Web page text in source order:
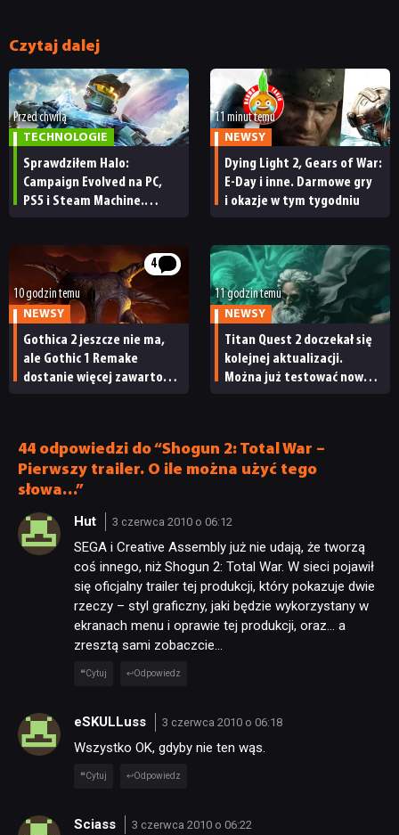
Czytaj dalej
Przed chwilą
TECHNOLOGIE
Sprawdziłem Halo:
Campaign Evolved na PC,
PS5 i Steam Machine.
[RECENZJA TECHNICZNA]
11 minut temu
NEWSY
Dying Light 2, Gears of War:
E-Day i inne. Darmowe gry
i okazje w tym tygodniu
4
10 godzin temu
NEWSY
Gothica 2 jeszcze nie ma,
ale Gothic 1 Remake
dostanie więcej zawartości.
11 godzin temu
NEWSY
Titan Quest 2 doczekał się
kolejnej aktualizacji.
Można już testować nową
44 odpowiedzi do “Shogun 2: Total War –
Pierwszy trailer. O ile można użyć tego
słowa…”
Hut 3 czerwca 2010 o 06:12
SEGA i Creative Assembly już nie udają, że tworzą
coś innego, niż Shogun 2: Total War. W sieci pojawił
się oficjalny trailer tej produkcji, który pokazuje dwie
rzeczy – styl graficzny, jaki będzie wykorzystany w
ekranach menu i oprawie tej produkcji, oraz… a
zresztą sami zobaczcie…
Cytuj Odpowiedz
eSKULLuss 3 czerwca 2010 o 06:18
Wszystko OK, gdyby nie ten wąs.
Cytuj Odpowiedz
Sciass 3 czerwca 2010 o 06:22